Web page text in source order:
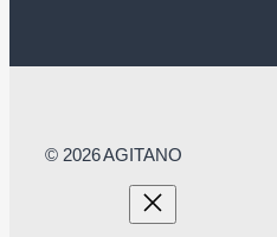
© 2026 AGITANO